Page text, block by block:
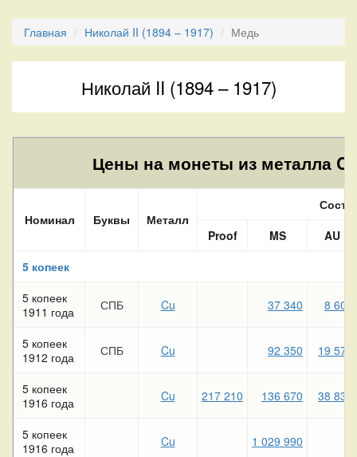
Главная Николай II (1894 – 1917) Медь
Николай II (1894 – 1917)
Цены на монеты из металла
Номинал Буквы Металл
Proof
MS
AU
5 копеек
5 копеек
1911 года
СПБ Cu 37 340 8 600
5 копеек
1912 года
СПБ Cu 92 350 19 570
5 копеек
1916 года
Cu 217 210 136 670 38 830
5 копеек
1916 года
Cu 1 029 990